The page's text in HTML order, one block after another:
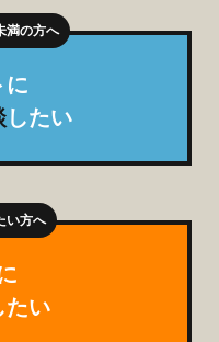
に
したい
たい